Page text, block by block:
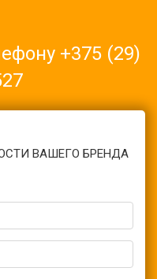
+375 (29)
ВАШЕГО БРЕНДА